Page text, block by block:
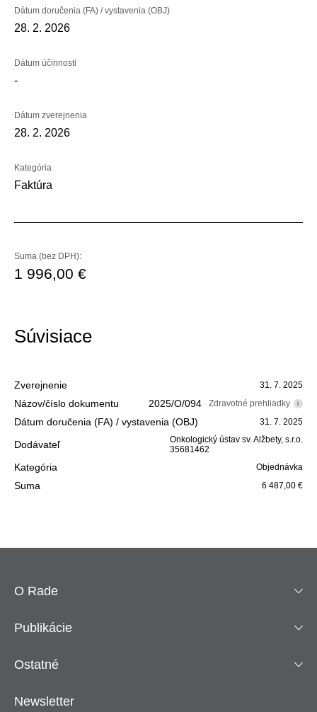
Dátum doručenia (FA) / vystavenia (OBJ)
28. 2. 2026
Dátum účinnosti
-
Dátum zverejnenia
28. 2. 2026
Kategória
Faktúra
Suma (bez DPH):
1 996,00 €
Súvisiace
31. 7. 2025
2025/O/094 Zdravotné prehliadky i
31. 7. 2025
Onkologický ústav sv. Alžbety, s.r.o.
35681462
Objednávka
6 487,00 €
O Rade
Publikácie
Ostatné
Newsletter